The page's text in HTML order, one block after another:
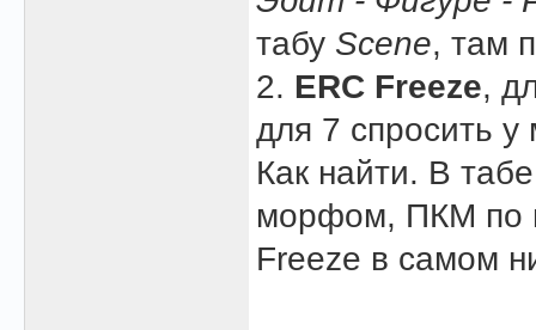
табу Scene, там
2. ERC Freeze,
для 7 спросить у
Как найти. В
морфом, ПКМ по
Freeze в самом